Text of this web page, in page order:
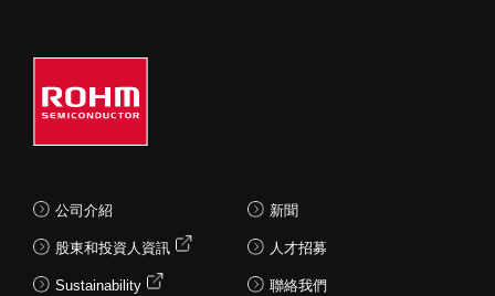
公司介紹
股東和投資人資訊
Sustainability
新聞
人才招募
聯絡我們